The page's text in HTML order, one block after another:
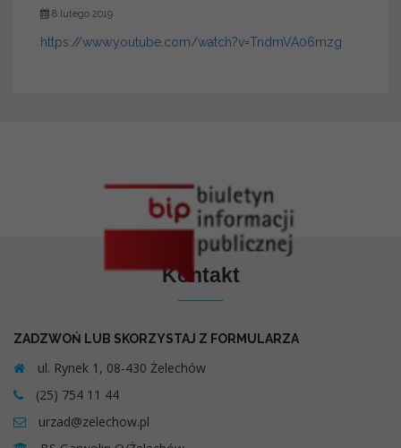
8 lutego 2019
https://www.youtube.com/watch?v=TndmVA06mzg
Kontakt
ZADZWOŃ LUB SKORZYSTAJ Z FORMULARZA
ul. Rynek 1, 08-430 Żelechów
(25) 754 11 44
urzad@zelechow.pl